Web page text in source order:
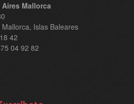
Mallorca
Islas Baleares
42
04 92 82